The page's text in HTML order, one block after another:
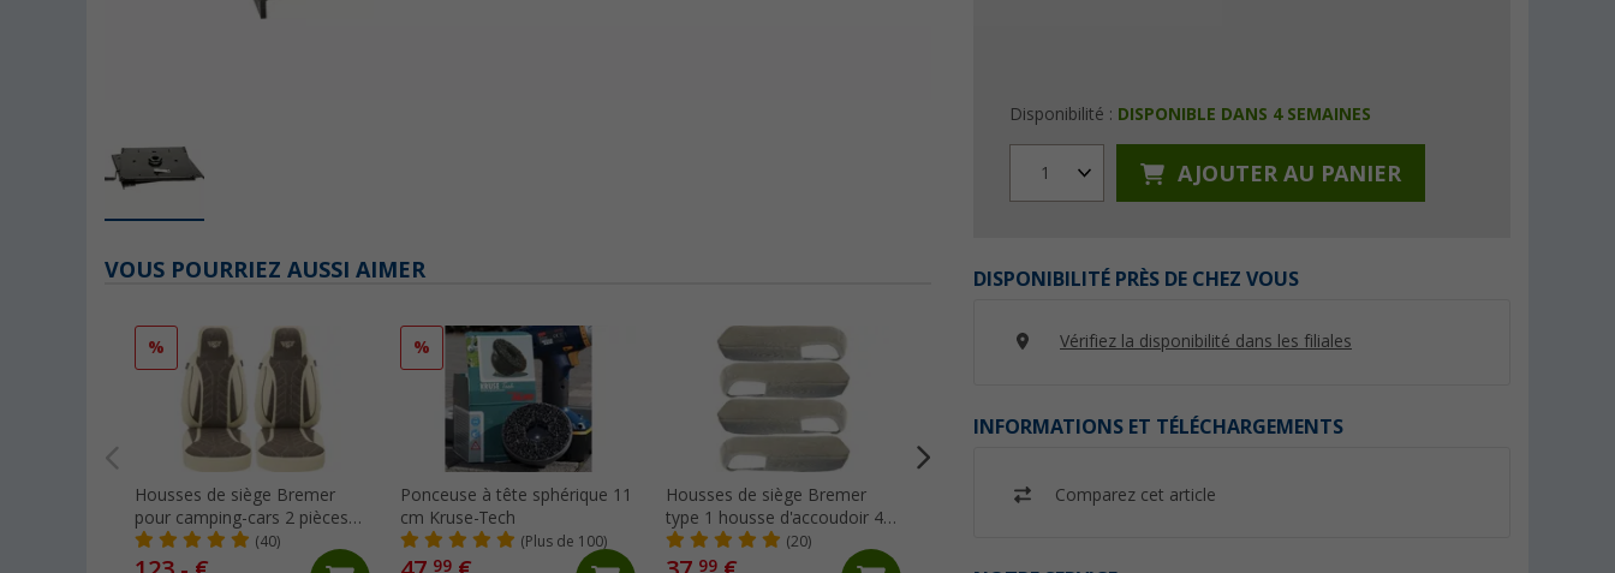
Disponibilité : DISPONIBLE DANS 4 SEMAINES
1 AJOUTER AU PANIER
DISPONIBILITÉ PRÈS DE CHEZ VOUS
Vérifiez la disponibilité dans les filiales
INFORMATIONS ET TÉLÉCHARGEMENTS
Comparez cet article
VOUS POURRIEZ AUSSI AIMER
%
Housses de siège Bremer
pour camping-cars 2 pièces
pour Ducato / Jumper / Boxer
beige/brun
(40)
%
Ponceuse à tête sphérique 11
cm Kruse-Tech
(Plus de 100)
99
Housses de siège Bremer
type 1 housse d'accoudoir 4
pièces pour Ducato / Boxer /
Jumper beige
(20)
99
AL-KO Écrou de tige
%
Housses de siège pour